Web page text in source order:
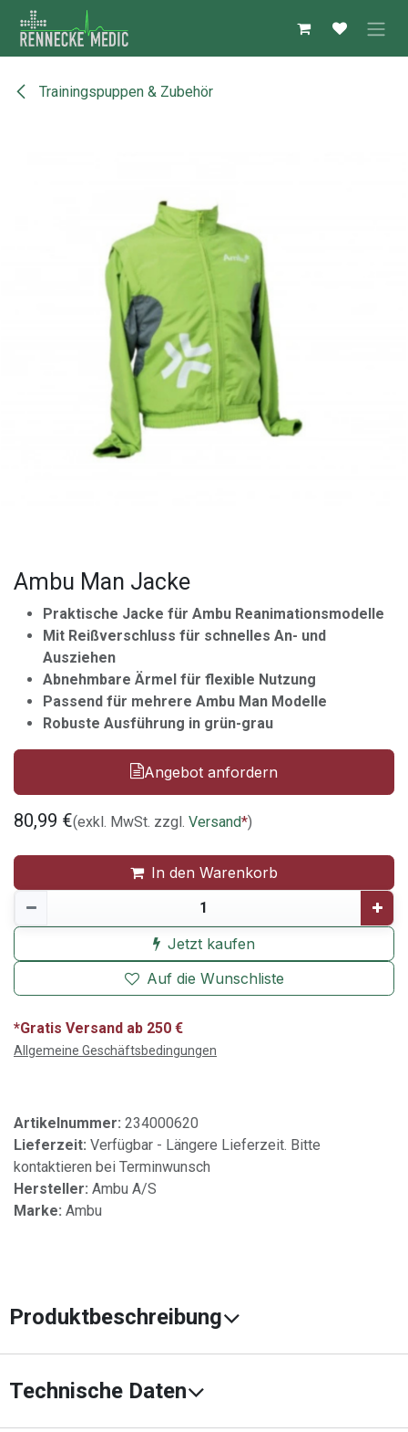
Zum Inhalt springen
Trainingspuppen & Zubehör
Ambu Man Jacke
Praktische Jacke für Ambu Reanimationsmodelle
Mit Reißverschluss für schnelles An- und
Ausziehen
Abnehmbare Ärmel für flexible Nutzung
Passend für mehrere Ambu Man Modelle
Robuste Ausführung in grün-grau
Angebot anfordern
80,99 €(exkl. MwSt. zzgl. Versand*)
In den Warenkorb
Jetzt kaufen
Auf die Wunschliste
*Gratis Versand ab 250 €
Allgemeine Geschäftsbedingungen
Artikelnummer: 234000620
Lieferzeit: Verfügbar - Längere Lieferzeit. Bitte
kontaktieren bei Terminwunsch
Hersteller: Ambu A/S
Marke: Ambu
Produktbeschreibung
Technische Daten